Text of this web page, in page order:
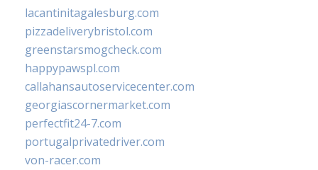
lacantinitagalesburg.com
pizzadeliverybristol.com
greenstarsmogcheck.com
happypawspl.com
callahansautoservicecenter.com
georgiascornermarket.com
perfectfit24-7.com
portugalprivatedriver.com
von-racer.com